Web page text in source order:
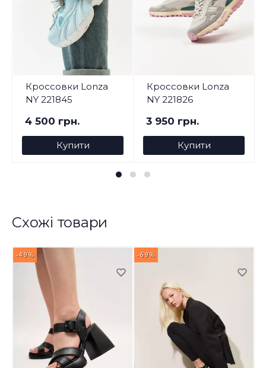
Кроссовки Lonza
NY 221845
4 500 грн.
Купити
Кроссовки Lonza
NY 221826
3 950 грн.
Купити
Схожі товари
-49% -69%